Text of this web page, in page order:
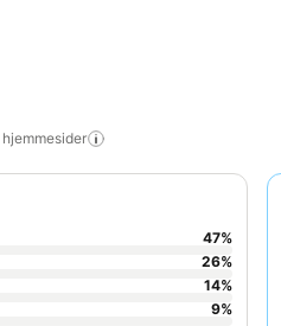
hjemmesider
47%
26%
14%
9%